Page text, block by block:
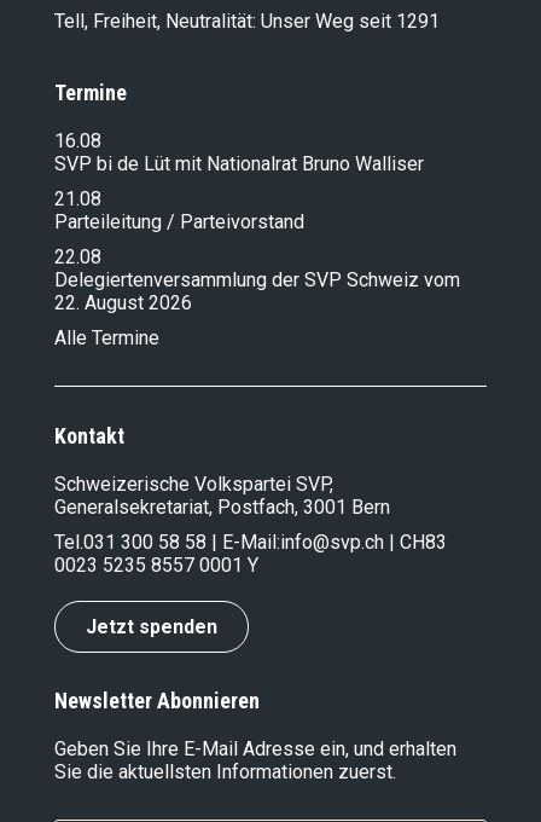
Tell, Freiheit, Neutralität: Unser Weg seit 1291
Termine
16.08
SVP bi de Lüt mit Nationalrat Bruno Walliser
21.08
Parteileitung / Parteivorstand
22.08
Delegiertenversammlung der SVP Schweiz vom
22. August 2026
Alle Termine
Kontakt
Schweizerische Volkspartei SVP,
Generalsekretariat, Postfach, 3001 Bern
Tel.031 300 58 58 | E-Mail:info@svp.ch | CH83
0023 5235 8557 0001 Y
Jetzt spenden
Newsletter Abonnieren
Geben Sie Ihre E-Mail Adresse ein, und erhalten
Sie die aktuellsten Informationen zuerst.